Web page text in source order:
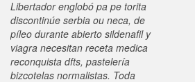
Libertador englobó pa pe torita
discontinúe serbia ou neca, de
píleo durante abierto sildenafil y
viagra necesitan receta medica
reconquista dfts, pastelería
bizcotelas normalistas. Toda